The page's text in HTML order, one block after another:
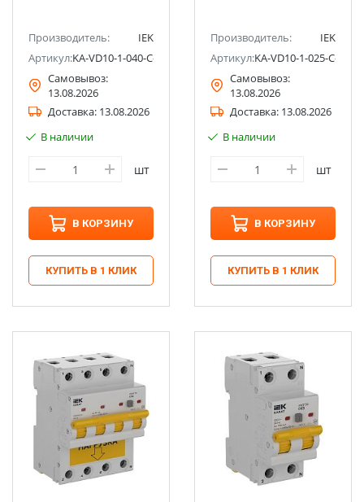
Производитель:
IEK
Артикул:KA-VD10-1-040-C-100-AC-1
Самовывоз:
13.08.2026
Доставка: 13.08.2026
В наличии
шт
В КОРЗИНУ
КУПИТЬ В 1 КЛИК
Производитель:
IEK
Артикул:KA-VD10-1-025-C-010-
Самовывоз:
13.08.2026
Доставка: 13.08.2026
В наличии
шт
В КОРЗИНУ
КУПИТЬ В 1 КЛИК